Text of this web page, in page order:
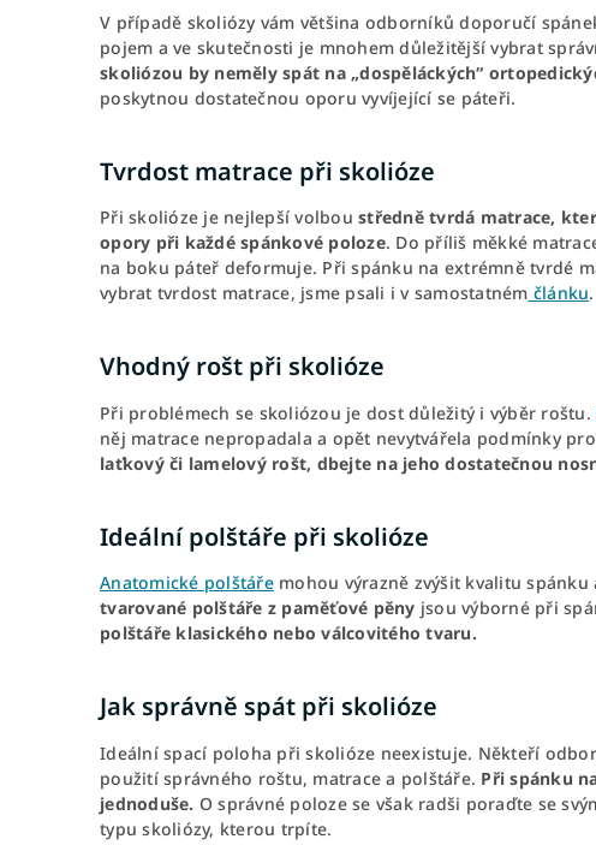
V případě skoliózy vám většina odborníků doporučí
pojem a ve skutečnosti je mnohem důležitější vybrat
skoliózou by neměly spát na „dospěláckých“
poskytnou dostatečnou oporu vyvíjející se páteři.
Tvrdost matrace při skolióze
Při skolióze je nejlepší volbou středně tvrdá matrace,
opory při každé spánkové poloze. Do příliš měkké
na boku páteř deformuje. Při spánku na extrémně tvrdé
vybrat tvrdost matrace, jsme psali i v samostatném článku.
Vhodný rošt při skolióze
Při problémech se skoliózou je dost důležitý i výběr roštu.
něj matrace nepropadala a opět nevytvářela podmínky
laťkový či lamelový rošt, dbejte na jeho dostatečnou
Ideální polštáře při skolióze
Anatomické polštářemohou výrazně zvýšit kvalitu
tvarované polštáře z paměťové pěny jsou výborné při
polštáře klasického nebo válcovitého tvaru.
Jak správně spát při skolióze
Ideální spací poloha při skolióze neexistuje. Někteří
použití správného roštu, matrace a polštáře. Při spánku
jednoduše. O správné poloze se však radši poraďte se
typu skoliózy, kterou trpíte.